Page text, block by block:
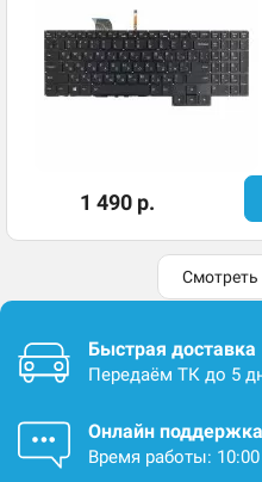
1 490 р.
Смотреть
Быстрая доставка
Передаём ТК до 5
Онлайн поддержка
Время работы: 10:00